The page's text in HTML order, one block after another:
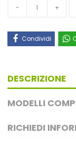
Condividi
DESCRIZIONE
MODELLI
RICHIEDI